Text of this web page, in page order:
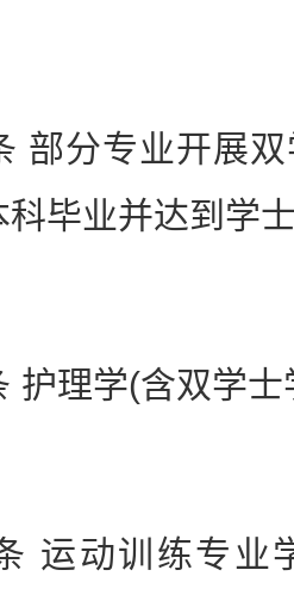
分专业开展双
毕业并达到学
理学(含双学士
动训练专业